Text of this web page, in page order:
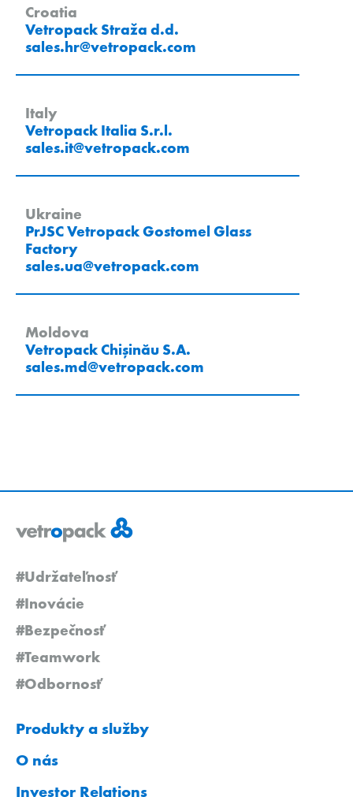
Croatia
Vetropack Straža d.d.
sales.hr@vetropack.com
Italy
Vetropack Italia S.r.l.
sales.it@vetropack.com
Ukraine
PrJSC Vetropack Gostomel Glass
Factory
sales.ua@vetropack.com
Moldova
Vetropack Chișinău S.A.
sales.md@vetropack.com
#Udržateľnosť
#Inovácie
#Bezpečnosť
#Teamwork
#Odbornosť
Produkty a služby
O nás
Investor Relations